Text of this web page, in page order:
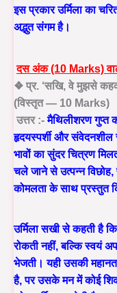
इस प्रकार उर्मिला का
अद्भुत संगम है।
दस अंक (10 Marks)
❖ प्र. ‘सखि, वे मुझसे कहकर
(विस्तृत — 10 Marks)
उत्तर :-मैथिलीशरण गुप्त
हृदयस्पर्शी और
भावों का सुंदर चित्रण
चले जाने से उत्पन्न
कोमलता के साथ प्रस्तुत
उर्मिला सखी से कहती है
रोकती नहीं, बल्कि स्वयं
भेजती। यही उसकी
है, पर उसके मन में कोई